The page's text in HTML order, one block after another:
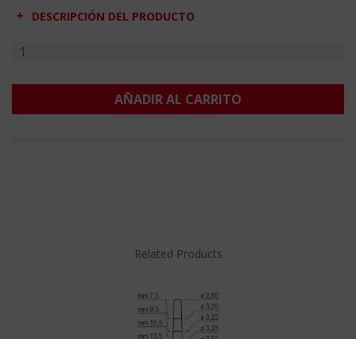
DESCRIPCIÓN DEL PRODUCTO
AÑADIR AL CARRITO
Related Products